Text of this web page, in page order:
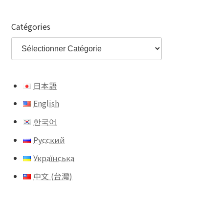
Catégories
日本語
English
한국어
Русский
Українська
中文 (台灣)